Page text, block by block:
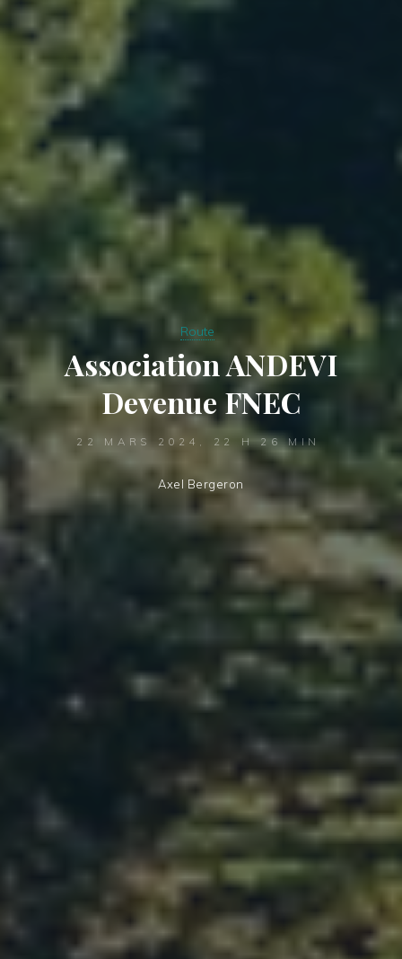
Route
Association ANDEVI
Devenue FNEC
22 MARS 2024, 22 H 26 MIN
Axel Bergeron